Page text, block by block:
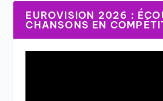
EUROVISION 2026 :
CHANSONS EN